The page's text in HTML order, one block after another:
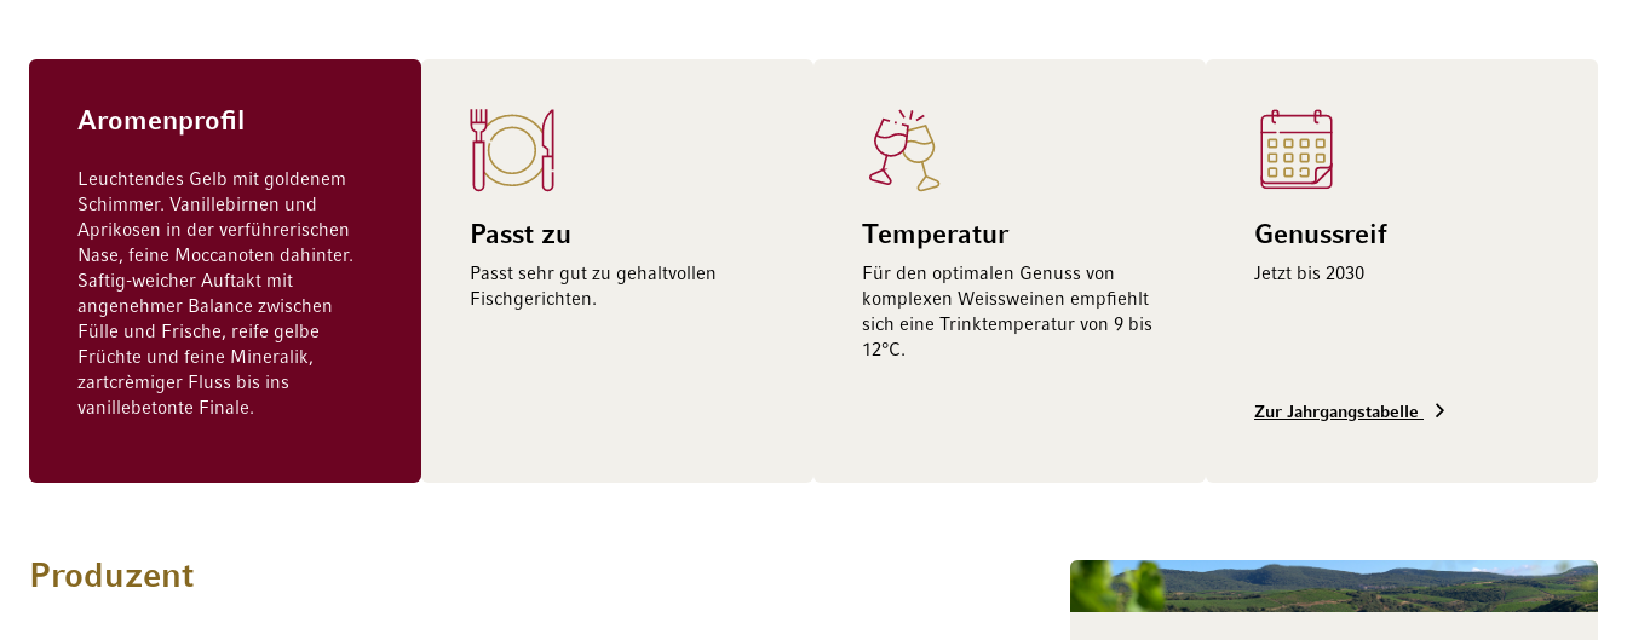
Aromenprofil
Leuchtendes Gelb mit goldenem
Schimmer. Vanillebirnen und
Aprikosen in der verführerischen
Nase, feine Moccanoten dahinter.
Saftig-weicher Auftakt mit
angenehmer Balance zwischen
Fülle und Frische, reife gelbe
Früchte und feine Mineralik,
zartcrèmiger Fluss bis ins
vanillebetonte Finale.
Passt zu
Passt sehr gut zu gehaltvollen
Fischgerichten.
Temperatur
Für den optimalen Genuss von
komplexen Weissweinen empfiehlt
sich eine Trinktemperatur von 9 bis
12°C.
Genussreif
Jetzt bis 2030
Zur Jahrgangstabelle
Produzent